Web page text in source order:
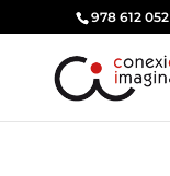
978 612 052